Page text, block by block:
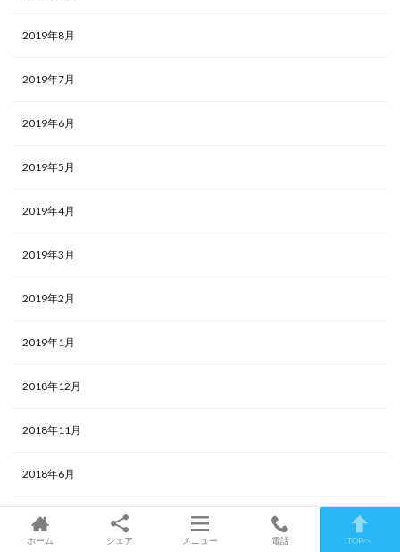
2019年8月
2019年7月
2019年6月
2019年5月
2019年4月
2019年3月
2019年2月
2019年1月
2018年12月
2018年11月
2018年6月
2018年5月
ホーム シェア メニュー 電話 TOPへ